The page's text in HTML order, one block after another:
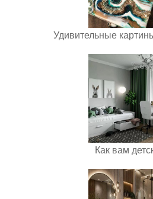
Удивительные
Как вам